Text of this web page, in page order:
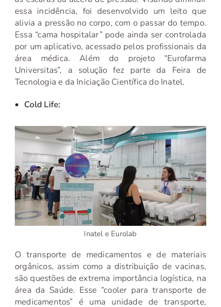
essa incidência, foi desenvolvido um leito que
alivia a pressão no corpo, com o passar do tempo.
Essa “cama hospitalar” pode ainda ser controlada
por um aplicativo, acessado pelos profissionais da
área médica. Além do projeto “Eurofarma
Universitas”, a solução fez parte da Feira de
Tecnologia e da Iniciação Científica do Inatel.
Cold Life:
Inatel e Eurolab
O transporte de medicamentos e de materiais
orgânicos, assim como a distribuição de vacinas,
são questões de extrema importância logística, na
área da Saúde. Esse “cooler para transporte de
medicamentos” é uma unidade de transporte,